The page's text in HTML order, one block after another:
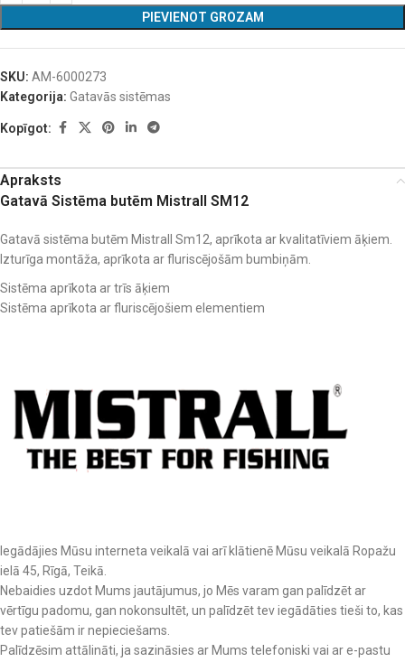
PIEVIENOT GROZAM
SKU: AM-6000273
Kategorija: Gatavās sistēmas
Kopīgot:
Apraksts
Gatavā Sistēma butēm Mistrall SM12
Gatavā sistēma butēm Mistrall Sm12, aprīkota ar kvalitatīviem āķiem.
Izturīga montāža, aprīkota ar fluriscējošām bumbiņām.
Sistēma aprīkota ar trīs āķiem
Sistēma aprīkota ar fluriscējošiem elementiem
Iegādājies Mūsu interneta veikalā vai arī klātienē Mūsu veikalā Ropažu
ielā 45, Rīgā, Teikā.
Nebaidies uzdot Mums jautājumus, jo Mēs varam gan palīdzēt ar
vērtīgu padomu, gan nokonsultēt, un palīdzēt tev iegādāties tieši to, kas
tev patiešām ir nepieciešams.
Palīdzēsim attālināti, ja sazināsies ar Mums telefoniski vai ar e-pastu